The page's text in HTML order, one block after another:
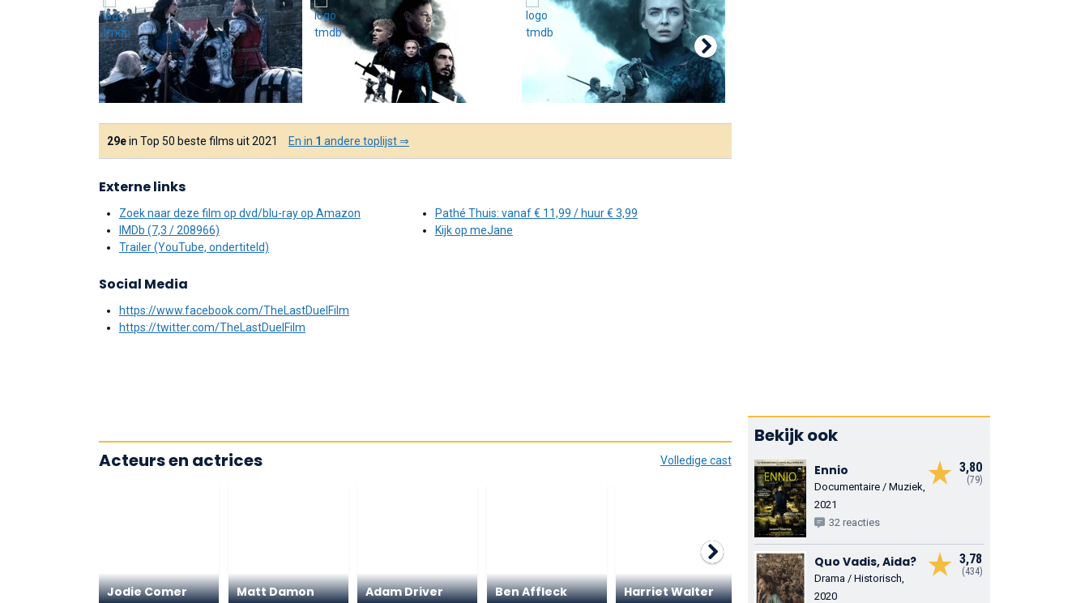
29ein Top 50 beste films uit 2021 En in 1 andere toplijst ⇒
Externe links
Zoek naar deze film op dvd/blu-ray op Amazon
IMDb (7,3 / 208966)
Trailer (YouTube, ondertiteld)
Pathé Thuis: vanaf € 11,99 / huur € 3,99
Kijk op meJane
Social Media
https://www.facebook.com/TheLastDuelFilm
https://twitter.com/TheLastDuelFilm
Volledige cast
Acteurs en actrices
Jodie Comer Matt Damon Adam Driver Ben Affleck Harriet Walter Marton Csokas
Bekijk ook
3,80
(79)
Ennio
Documentaire / Muziek,
2021
32 reacties
3,78
(434)
Quo Vadis, Aida?
Drama / Historisch,
2020